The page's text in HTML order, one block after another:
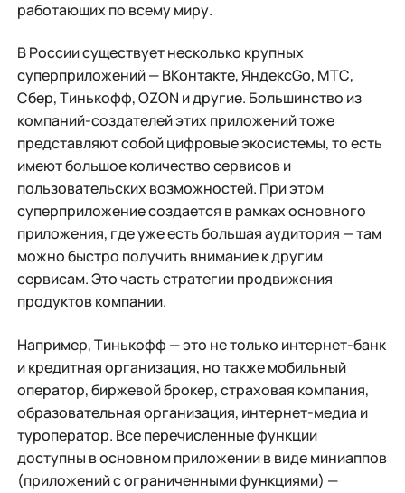
работающих по всему миру.
В России существует несколько крупных
суперприложений — ВКонтакте, ЯндексGo, МТС,
Сбер, Тинькофф, OZON и другие. Большинство из
компаний-создателей этих приложений тоже
представляют собой цифровые экосистемы, то есть
имеют большое количество сервисов и
пользовательских возможностей. При этом
суперприложение создается в рамках основного
приложения, где уже есть большая аудитория — там
можно быстро получить внимание к другим
сервисам. Это часть стратегии продвижения
продуктов компании.
Например, Тинькофф — это не только интернет-банк
и кредитная организация, но также мобильный
оператор, биржевой брокер, страховая компания,
образовательная организация, интернет-медиа и
туроператор. Все перечисленные функции
доступны в основном приложении в виде миниаппов
(приложений с ограниченными функциями) —